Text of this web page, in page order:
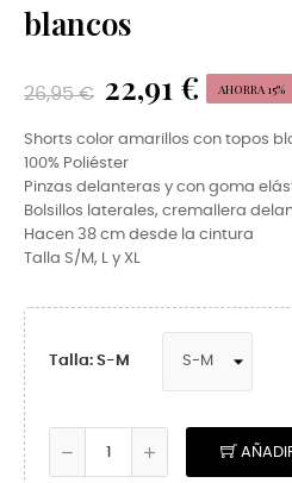
blancos
26,95 € 22,91 € AHORRA 15%
Shorts color amarillos con topos
100% Poliéster
Pinzas delanteras y con goma
Bolsillos laterales, cremallera
Hacen 38 cm desde la cintura
Talla S/M, L y XL
Talla: S-M